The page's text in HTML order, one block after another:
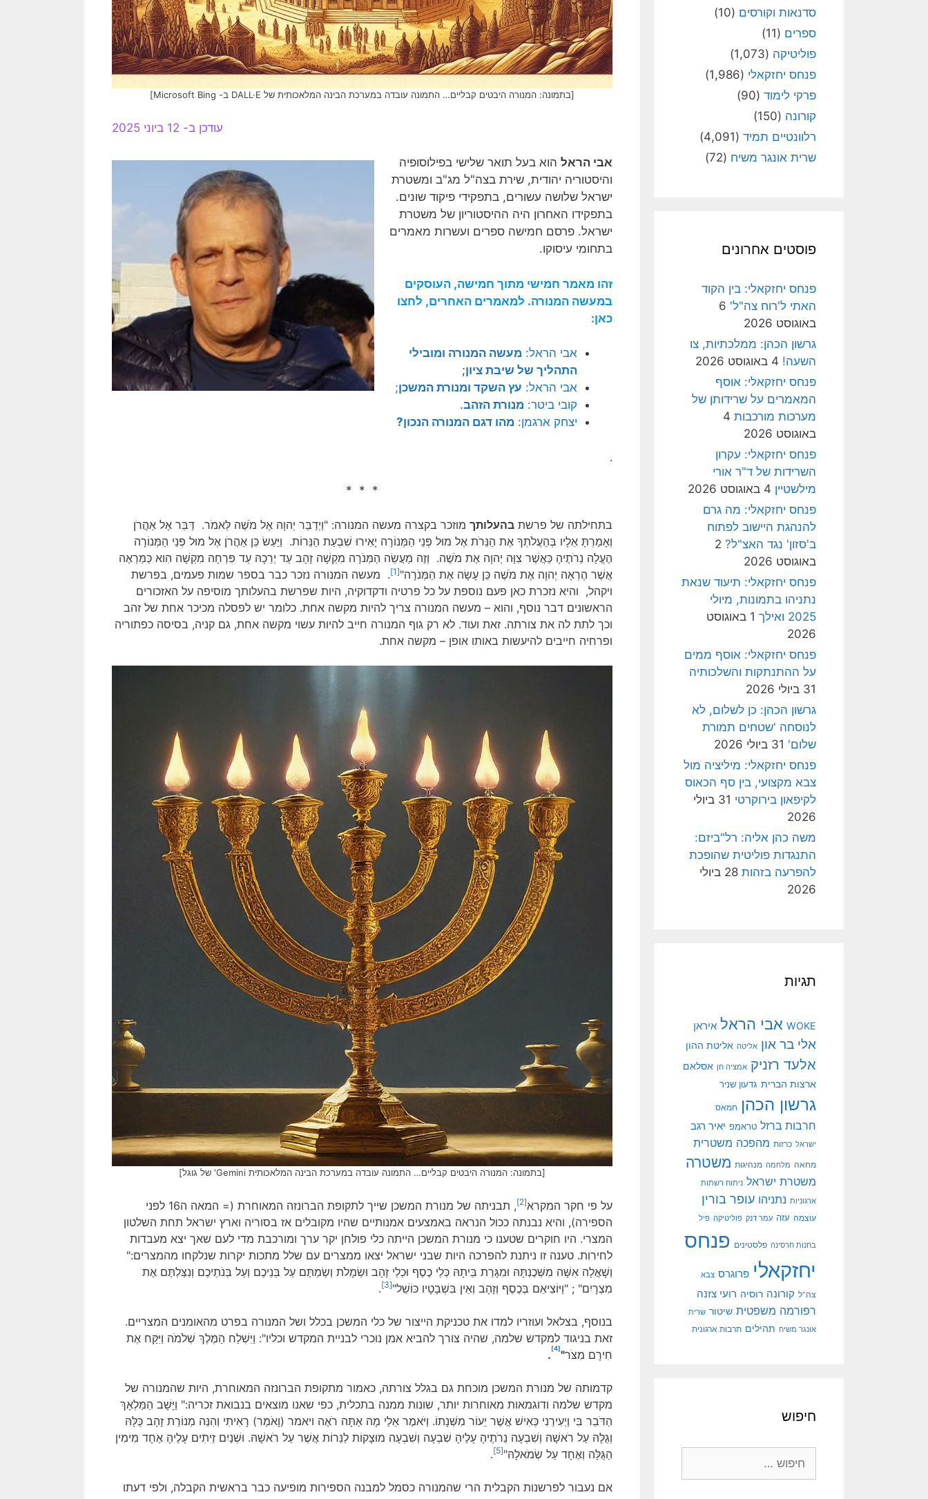
[בתמונה: המנורה היבטים קבליים… התמונה עובדה במערכת הבינה המלאכותית של DALL·E ב- Microsoft Bing]
עודכן ב- 12 ביוני 2025
אבי הראל הוא בעל תואר שלישי בפילוסופיה
והיסטוריה יהודית, שירת בצה"ל מג"ב ומשטרת
ישראל שלושה עשורים, בתפקידי פיקוד שונים.
בתפקידו האחרון היה ההיסטוריון של משטרת
ישראל. פרסם חמישה ספרים ועשרות מאמרים
בתחומי עיסוקו.
זהו מאמר חמישי מתוך חמישה, העוסקים
במעשה המנורה. למאמרים האחרים, לחצו
כאן:
אבי הראל: מעשה המנורה ומובילי
התהליך של שיבת ציון;
אבי הראל: עץ השקד ומנורת המשכן;
קובי ביטר: מנורת הזהב.
יצחק ארגמן: מהו דגם המנורה הנכון?
.
* * *
בתחילתה של פרשת בהעלותך מוזכר בקצרה מעשה המנורה: "וַיְדַבֵּר יְהוָה אֶל מֹשֶׁה לֵּאמֹר. דַּבֵּר אֶל אַהֲרֹן
וְאָמַרְתָּ אֵלָיו בְּהַעֲלֹתְךָ אֶת הַנֵּרֹת אֶל מוּל פְּנֵי הַמְּנוֹרָה יָאִירוּ שִׁבְעַת הַנֵּרוֹת. וַיַּעַשׂ כֵּן אַהֲרֹן אֶל מוּל פְּנֵי הַמְּנוֹרָה
הֶעֱלָה נֵרֹתֶיהָ כַּאֲשֶׁר צִוָּה יְהוָה אֶת מֹשֶׁה. וְזֶה מַעֲשֵׂה הַמְּנֹרָה מִקְשָׁה זָהָב עַד יְרֵכָהּ עַד פִּרְחָהּ מִקְשָׁה הִוא כַּמַּרְאֶה
אֲשֶׁר הֶרְאָה יְהוָה אֶת מֹשֶׁה כֵּן עָשָׂה אֶת הַמְּנֹרָה"[1]
. מעשה המנורה נזכר כבר בספר שמות פעמים, בפרשת
ויקהל, והיא נזכרת כאן פעם נוספת על כל פרטיה ודקדוקיה, היות שפרשת בהעלותך מוסיפה על האזכורים
הראשונים דבר נוסף, והוא – מעשה המנורה צריך להיות מקשה אחת. כלומר יש לפסלה מכיכר אחת של זהב
וכך לתת לה את צורתה. זאת ועוד. לא רק גוף המנורה חייב להיות עשוי מקשה אחת, גם קניה, בסיסה כפתוריה
ופרחיה חייבים להיעשות באותו אופן – מקשה אחת.
[בתמונה: המנורה היבטים קבליים… התמונה עובדה במערכת הבינה המלאכותית Gemini' של גוגל]
על פי חקר המקרא[2]
, תבניתה של מנורת המשכן שייך לתקופת הברונזה המאוחרת (= המאה ה16 לפני
הספירה), והיא נבנתה ככול הנראה באמצעים אמנותיים שהיו מקובלים אז בסוריה וארץ ישראל תחת השלטון
המצרי. היו חוקרים שטענו כי מנורת המשכן הייתה כלי פולחן יקר ערך ומורכבת מדי לעם שאך יצא מעבדות
לחירות. טענה זו ניתנת להפרכה היות שבני ישראל יצאו ממצרים עם שלל מתכות יקרות שנלקחו מהמצרים:"
וְשָׁאֲלָה אִשָּׁה מִשְּׁכֶנְתָּהּ וּמִגָּרַת בֵּיתָהּ כְּלֵי כֶסֶף וּכְלֵי זָהָב וּשְׂמָלֹת וְשַׂמְתֶּם עַל בְּנֵיכֶם וְעַל בְּנֹתֵיכֶם וְנִצַּלְתֶּם אֶת
מִצְרָיִם" ; "וַיּוֹצִיאֵם בְּכֶסֶף וְזָהָב וְאֵין בִּשְׁבָטָיו כּוֹשֵׁל"[3]
.
בנוסף, בצלאל ועוזריו למדו את טכניקת הייצור של כלי המשכן בכלל ושל המנורה בפרט מהאומנים המצריים.
זאת בניגוד למקדש שלמה, שהיה צורך להביא אמן נוכרי לבניית המקדש וכליו": וַיִּשְׁלַח הַמֶּלֶךְ שְׁלֹמֹה וַיִּקַּח אֶת
חִירָם מִצֹּר"
[4]
.
קדמותה של מנורת המשכן מוכחת גם בגלל צורתה, כאמור מתקופת הברונזה המאוחרת, היות שהמנורה של
מקדש שלמה ודוגמאות מאוחרות יותר, שונות ממנה בתכלית, כפי שאנו מוצאים בנבואת זכריה:" וַיָּשָׁב הַמַּלְאָךְ
הַדֹּבֵר בִּי וַיְעִירֵנִי כְּאִישׁ אֲשֶׁר יֵעוֹר מִשְּׁנָתוֹ. וַיֹּאמֶר אֵלַי מָה אַתָּה רֹאֶה ויאמר (וָאֹמַר) רָאִיתִי וְהִנֵּה מְנוֹרַת זָהָב כֻּלָּהּ
וְגֻלָּהּ עַל רֹאשָׁהּ וְשִׁבְעָה נֵרֹתֶיהָ עָלֶיהָ שִׁבְעָה וְשִׁבְעָה מוּצָקוֹת לַנֵּרוֹת אֲשֶׁר עַל רֹאשָׁהּ. וּשְׁנַיִם זֵיתִים עָלֶיהָ אֶחָד מִימִין
הַגֻּלָּה וְאֶחָד עַל שְׂמֹאלָהּ"[5]
.
אם נעבור לפרשנות הקבלית הרי שהמנורה כסמל למבנה הספירות מופיעה כבר בראשית הקבלה, ולפי דעתו
סדנאות וקורסים (10)
ספרים (11)
פוליטיקה (1,073)
פנחס יחזקאלי (1,986)
פרקי לימוד (90)
קורונה (150)
רלוונטיים תמיד (4,091)
שרית אונגר משיח (72)
פוסטים אחרונים
פנחס יחזקאלי: בין הקוד
האתי ל'רוח צה"ל' 6
באוגוסט 2026
גרשון הכהן: ממלכתיות, צו
השעה! 4 באוגוסט 2026
פנחס יחזקאלי: אוסף
המאמרים על שרידותן של
מערכות מורכבות 4
באוגוסט 2026
פנחס יחזקאלי: עקרון
השרידות של ד"ר אורי
מילשטיין 4 באוגוסט 2026
פנחס יחזקאלי: מה גרם
להנהגת היישוב לפתוח
ב'סזון' נגד האצ"ל? 2
באוגוסט 2026
פנחס יחזקאלי: תיעוד שנאת
נתניהו בתמונות, מיולי
2025 ואילך
1 באוגוסט
2026
פנחס יחזקאלי: אוסף ממים
על ההתנתקות והשלכותיה
31 ביולי 2026
גרשון הכהן: כן לשלום, לא
לנוסחה 'שטחים תמורת
שלום' 31 ביולי 2026
פנחס יחזקאלי: מיליציה מול
צבא מקצועי, בין סף הכאוס
לקיפאון בירוקרטי
31 ביולי
2026
משה כהן אליה: רל"ביזם:
התנגדות פוליטית שהופכת
להפרעה בזהות
28 ביולי
2026
תגיות
WOKE אבי הראל איראן
אלי בר און אליטה אליטת ההון
אלעד רזניק אמציה חן אסלאם
ארצות הברית גדעון שניר
גרשון הכהן חמאס
חרבות ברזל טראמפ יאיר רגב
ישראל כרזות מהפכה משטרית
מחאה מלחמה מנהיגות משטרה
משטרת ישראל ניתוח רשתות
ארגוניות נתניהו עופר בורין
עוצמה עזה עמר דנק פוליטיקה פיל
בחנות חרסינה פלסטינים פנחס
יחזקאלי פרוגרס צבא
צה"ל קורונה רוסיה רועי צזנה
רפורמה משפטית שיטור שרית
אונגר משיח תהילים תרבות ארגונית
חיפוש